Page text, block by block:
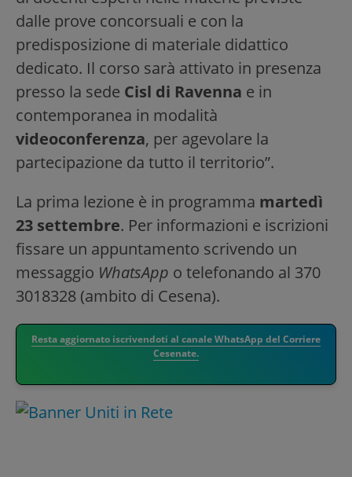
dalle prove concorsuali e con la
predisposizione di materiale didattico
dedicato. Il corso sarà attivato in presenza
presso la sede Cisl di Ravenna e in
contemporanea in modalità
videoconferenza, per agevolare la
partecipazione da tutto il territorio”.
La prima lezione è in programma martedì
23 settembre. Per informazioni e iscrizioni
fissare un appuntamento scrivendo un
messaggio WhatsApp o telefonando al 370
3018328 (ambito di Cesena).
Resta aggiornato iscrivendoti al canale WhatsApp del Corriere
Cesenate.